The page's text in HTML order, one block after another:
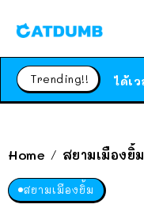
Trending!!
Home / สยามเมืองยิ้ม
สยามเมืองยิ้ม